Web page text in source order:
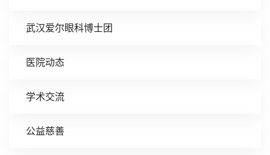
武汉爱尔眼科博士团
医院动态
学术交流
公益慈善